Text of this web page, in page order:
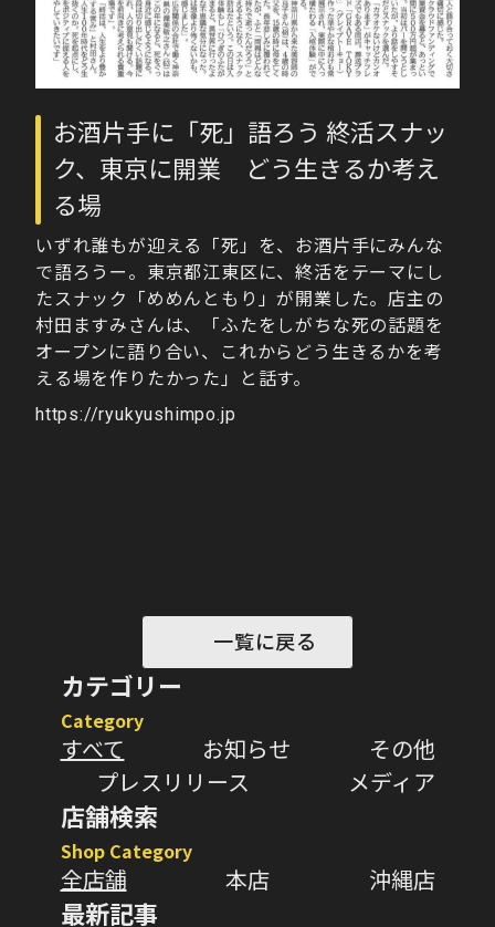
お酒片手に「死」語ろう 終活スナッ
ク、東京に開業 どう生きるか考え
る場
いずれ誰もが迎える「死」を、お酒片手にみんな
で語ろうー。東京都江東区に、終活をテーマにし
たスナック「めめんともり」が開業した。店主の
村田ますみさんは、「ふたをしがちな死の話題を
オープンに語り合い、これからどう生きるかを考
える場を作りたかった」と話す。
https://ryukyushimpo.jp
一覧に戻る
カテゴリー
Category
すべて
お知らせ
その他
プレスリリース
メディア
店舗検索
Shop Category
全店舗
本店 沖縄店
最新記事